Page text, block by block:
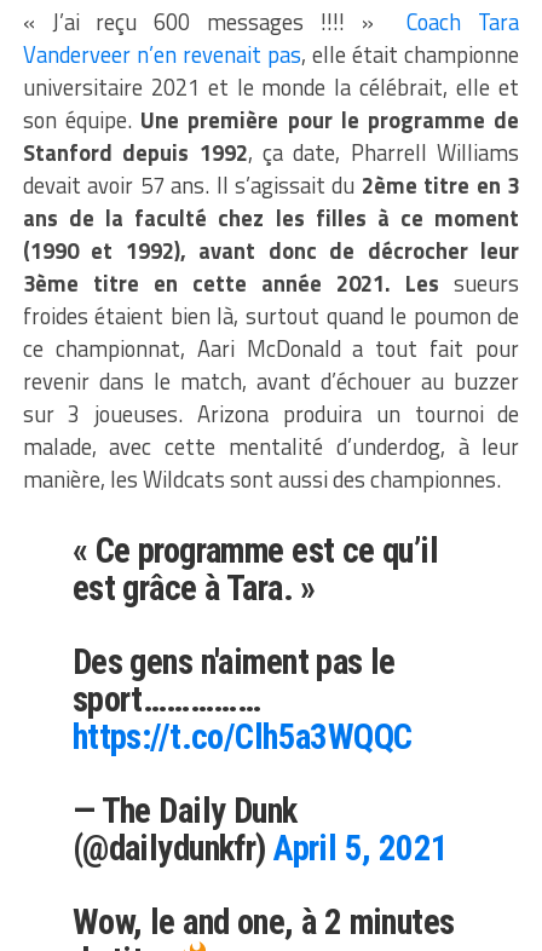
« J’ai reçu 600 messages !!!! »Coach Tara
Vanderveer n’en revenait pas, elle était championne
universitaire 2021 et le monde la célébrait, elle et
son équipe. Une première pour le programme de
Stanford depuis 1992, ça date, Pharrell Williams
devait avoir 57 ans. Il s’agissait du 2ème titre en 3
ans de la faculté chez les filles à ce moment
(1990 et 1992), avant donc de décrocher leur
3ème titre en cette année 2021. Les sueurs
froides étaient bien là, surtout quand le poumon de
ce championnat, Aari McDonald a tout fait pour
revenir dans le match, avant d’échouer au buzzer
sur 3 joueuses. Arizona produira un tournoi de
malade, avec cette mentalité d’underdog, à leur
manière, les Wildcats sont aussi des championnes.
« Ce programme est ce qu’il
est grâce à Tara. »
Des gens n'aiment pas le
sport……………
https://t.co/Clh5a3WQQC
— The Daily Dunk
(@dailydunkfr)April 5, 2021
Wow, le and one, à 2 minutes